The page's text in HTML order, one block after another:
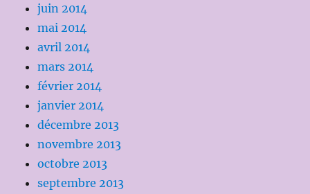
juin 2014
mai 2014
avril 2014
mars 2014
février 2014
janvier 2014
décembre 2013
novembre 2013
octobre 2013
septembre 2013